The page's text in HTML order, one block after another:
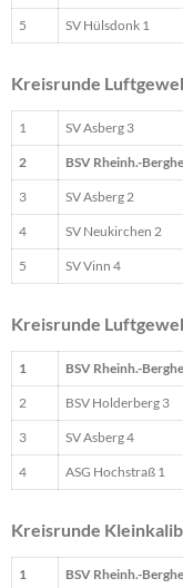
5 SV Hülsdonk 1
Kreisrunde
1 SV Asberg 3
2 BSV Rheinh.-
3 SV Asberg 2
4 SV Neukirchen 2
5 SV Vinn 4
Kreisrunde
1 BSV Rheinh.-
2 BSV Holderberg 3
3 SV Asberg 4
4 ASG Hochstraß 1
Kreisrunde
1 BSV Rheinh.-